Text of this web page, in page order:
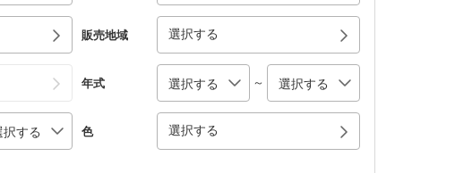
販売地域 選択する
年式 ～
色 選択する